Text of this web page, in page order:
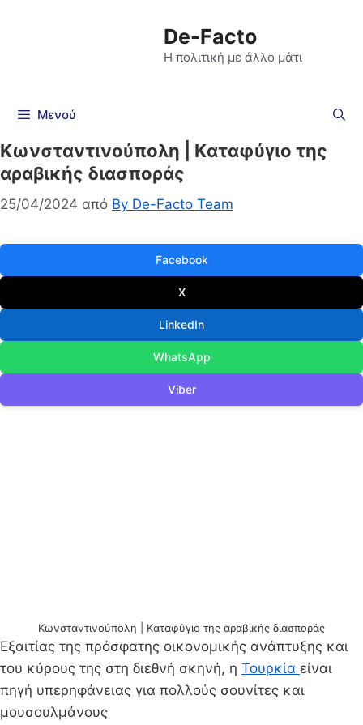
De-Facto
Η πολιτική με άλλο μάτι
Μενού
Κωνσταντινούπολη | Kαταφύγιο της
αραβικής διασποράς
25/04/2024 από By De-Facto Team
Facebook
X
LinkedIn
WhatsApp
Viber
Κωνσταντινούπολη | Kαταφύγιο της αραβικής διασποράς
Εξαιτίας της πρόσφατης οικονομικής ανάπτυξης και
του κύρους της στη διεθνή σκηνή, η Τουρκία είναι
πηγή υπερηφάνειας για πολλούς σουνίτες και
μουσουλμάνους